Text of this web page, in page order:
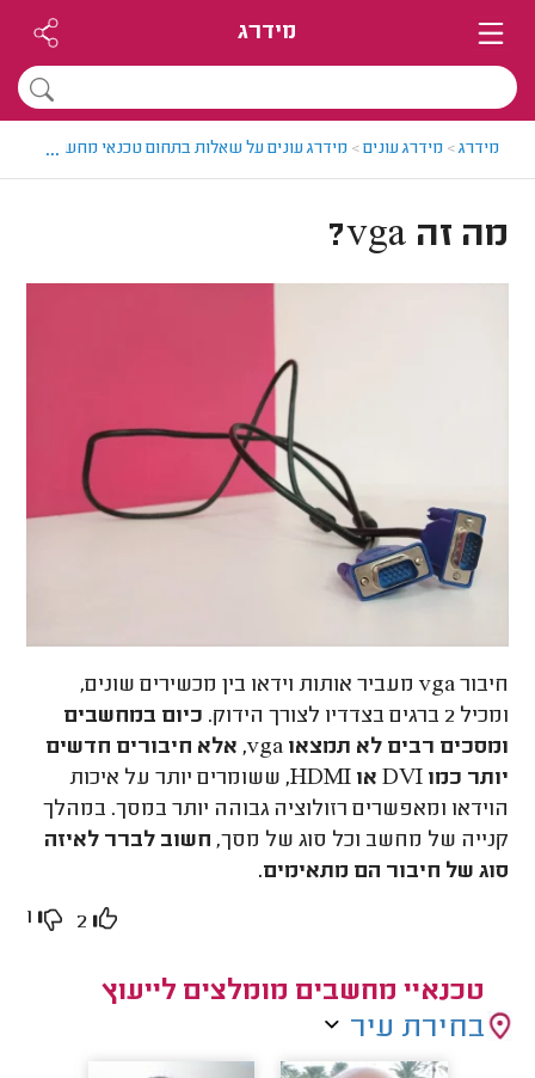
מידרג
מידרג> מידרג עונים> מידרג עונים על שאלות בתחום טכנאי מחשבים
...
מה זה vga?
חיבור vga מעביר אותות וידאו בין מכשירים שונים,
ומכיל 2 ברגים בצדדיו לצורך הידוק.
כיום במחשבים
ומסכים רבים לא תמצאו vga, אלא חיבורים חדשים
יותר כמו DVI או HDMI,
ששומרים יותר על איכות
הוידאו ומאפשרים רזולוציה גבוהה יותר במסך. במהלך
קנייה של מחשב וכל סוג של מסך, חשוב לברר לאיזה
סוג של חיבור הם מתאימים.
2
1
טכנאיי מחשבים מומלצים לייעוץ
בחירת עיר